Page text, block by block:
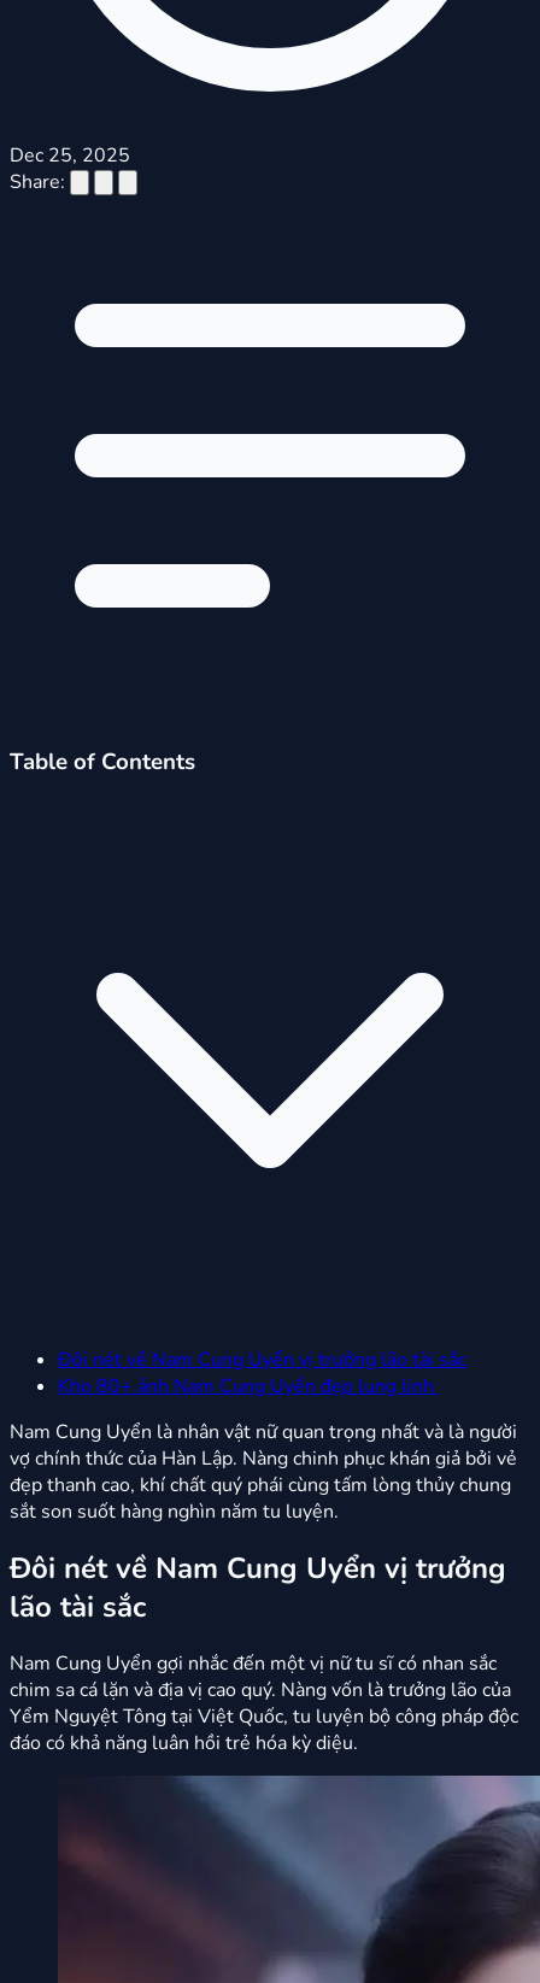
Dec 25, 2025
Share:
Table of Contents
Đôi nét về Nam Cung Uyển vị trưởng lão tài sắc
Kho 80+ ảnh Nam Cung Uyển đẹp lung linh
Nam Cung Uyển là nhân vật nữ quan trọng nhất và là người
vợ chính thức của Hàn Lập. Nàng chinh phục khán giả bởi vẻ
đẹp thanh cao, khí chất quý phái cùng tấm lòng thủy chung
sắt son suốt hàng nghìn năm tu luyện.
Đôi nét về Nam Cung Uyển vị trưởng
lão tài sắc
Nam Cung Uyển gợi nhắc đến một vị nữ tu sĩ có nhan sắc
chim sa cá lặn và địa vị cao quý. Nàng vốn là trưởng lão của
Yểm Nguyệt Tông tại Việt Quốc, tu luyện bộ công pháp độc
đáo có khả năng luân hồi trẻ hóa kỳ diệu.